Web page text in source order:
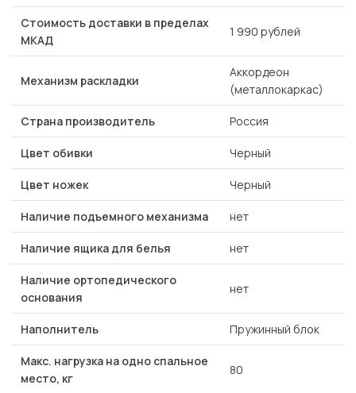
Стоимость доставки в пределах
МКАД
1 990 рублей
Механизм раскладки
Аккордеон
(металлокаркас)
Страна производитель Россия
Цвет обивки Черный
Цвет ножек Черный
Наличие подъемного механизма нет
Наличие ящика для белья нет
Наличие ортопедического
основания
нет
Наполнитель Пружинный блок
Макс. нагрузка на одно спальное
место, кг
80